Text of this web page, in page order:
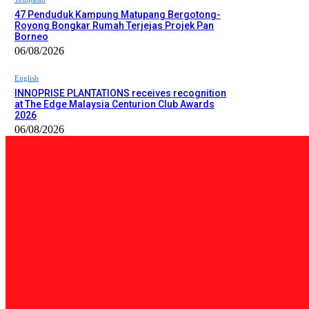
47 Penduduk Kampung Matupang Bergotong-
Royong Bongkar Rumah Terjejas Projek Pan
Borneo
06/08/2026
English
INNOPRISE PLANTATIONS receives recognition
at The Edge Malaysia Centurion Club Awards
2026
06/08/2026